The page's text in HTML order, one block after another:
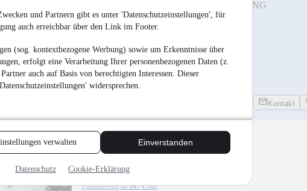
und Partnern gibt es unter 'Datenschutzeinstellungen', für
auch erreichbar über den Link im Footer.
(sog. kontextbezogene Werbung) sowie um Erkenntnisse über
erfolgt eine Verarbeitung Ihrer personenbezogenen Daten (z.
auch auf Basis von berechtigten Interessen. Dieser
widersprechen.
verwalten Einverstanden
Datenschutz Cookie-Erklärung
SITZHEIZUNG
SERVOLENKUNG
Kontakt
Smart fortwo TWIN
passion*LED*KLIMA*PANO*AUDIO*SHZ*
11.800 €¹
Finanzierung ab 107 € mtl.